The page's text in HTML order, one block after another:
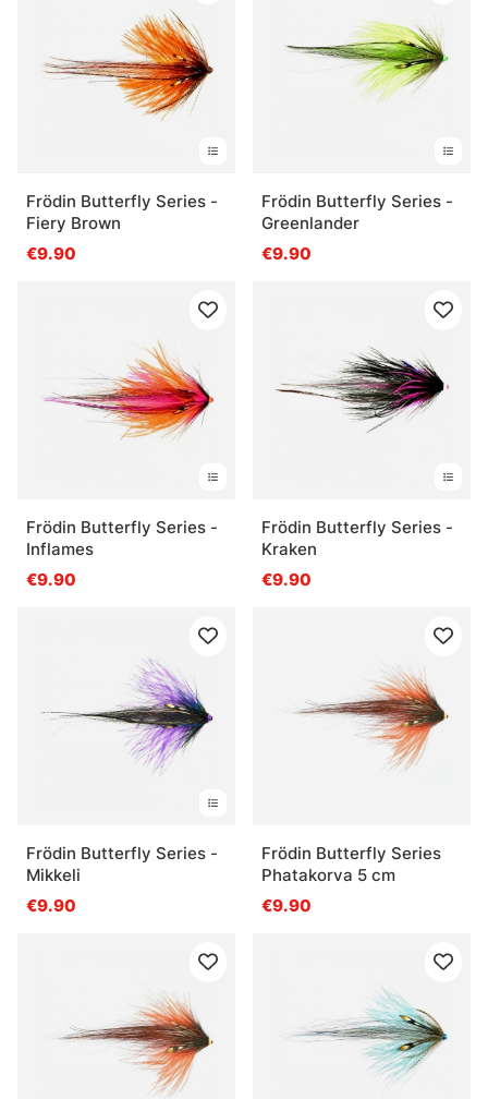
Frödin Butterfly Series -
Fiery Brown
€9.90
Frödin Butterfly Series -
Greenlander
€9.90
Frödin Butterfly Series -
Inflames
€9.90
Frödin Butterfly Series -
Kraken
€9.90
Frödin Butterfly Series -
Mikkeli
€9.90
Frödin Butterfly Series
Phatakorva 5 cm
€9.90